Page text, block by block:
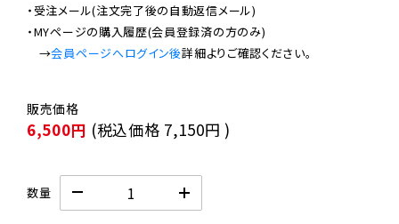
・受注メール(注文完了後の自動返信メール)
・MYページの購入履歴(会員登録済の方のみ)
→会員ページへログイン後
6,500円 (税込価格 7,150円 )
数量